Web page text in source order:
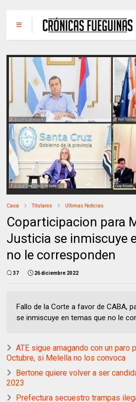
Casa Titulares Ultimas Noticias
Coparticipacion para
Justicia se inmiscuye
no le corresponden
37 26 diciembre 2022
Fallo de la Corte a favor de CABA,
se inmiscuye en temas que no le
ATE sigue amagando con un paro
Octubre, si Melella no los convoca
Bertone quiere volver a ser
2023
Prefectura secuestro trampas